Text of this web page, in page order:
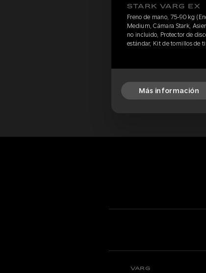
STARK VARG EX
Freno de mano, 75-90 kg
Medium, Cámara Stark,
no incluido, Protector de
estándar, Kit de tornillos de
Más información
VARG